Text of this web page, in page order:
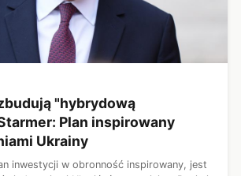
"hybrydową
Plan inspirowany
Ukrainy
inwestycji w obronność inspirowany, jest